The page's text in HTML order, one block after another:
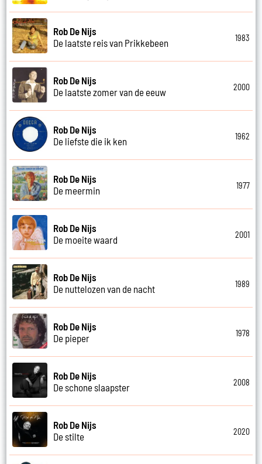
Rob De Nijs
De laatste reis van Prikkebeen
1983
Rob De Nijs
De laatste zomer van de eeuw
2000
Rob De Nijs
De liefste die ik ken
1962
Rob De Nijs
De meermin
1977
Rob De Nijs
De moeite waard
2001
Rob De Nijs
De nuttelozen van de nacht
1989
Rob De Nijs
De pieper
1978
Rob De Nijs
De schone slaapster
2008
Rob De Nijs
De stilte
2020